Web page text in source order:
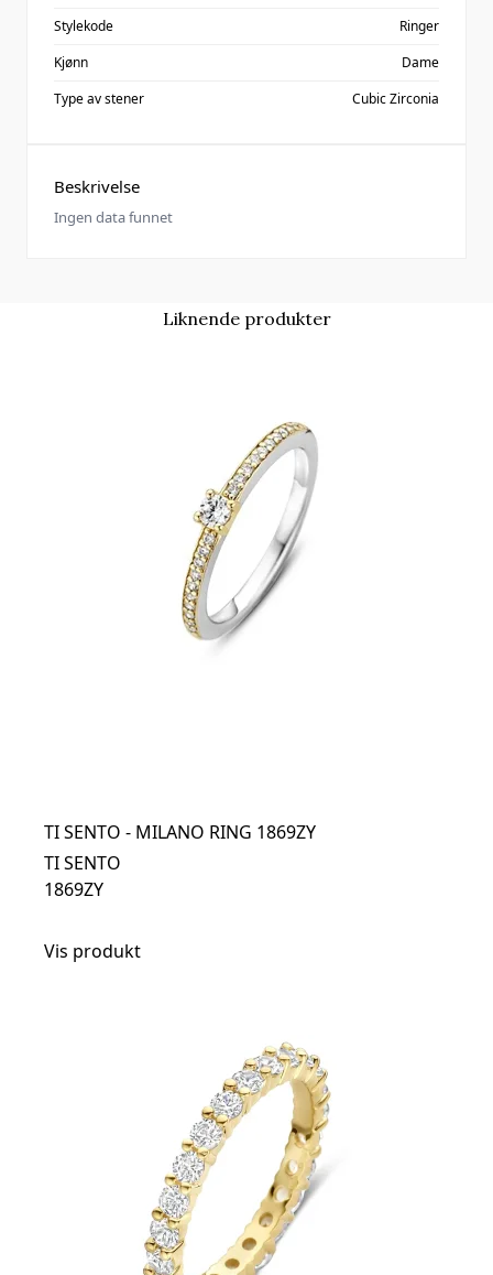
Beskrivelse
Ingen data funnet
Stylekode
Ringer
Kjønn
Dame
Type av stener
Cubic Zirconia
Liknende produkter
TI SENTO - MILANO RING 1869ZY
TI SENTO
1869ZY
Vis produkt